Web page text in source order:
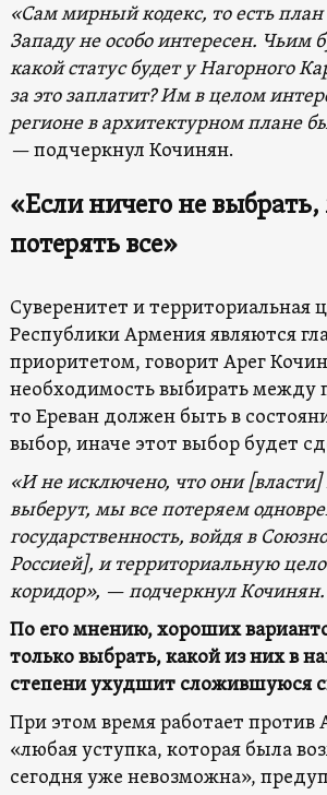
«Сам мирный кодекс, то есть план
Западу не особо интересен. Чьим
какой статус будет у Нагорного
за это заплатит? Им в целом
регионе в архитектурном плане
—подчеркнул Кочинян.
«Если ничего не
потерять все»
Суверенитет и территориальная
Республики Армения являются
приоритетом, говорит Арег
необходимость выбирать между
то Ереван должен быть в
выбор, иначе этот выбор будет
«И не исключено, что они [власти]
выберут, мы все потеряем
государственность, войдя в
Россией], и территориальную
коридор», — подчеркнул Кочинян.
По его мнению, хороших
только выбрать, какой из них в
степени ухудшит сложившуюся
При этом время работает против
«любая уступка, которая была
сегодня уже невозможна»,